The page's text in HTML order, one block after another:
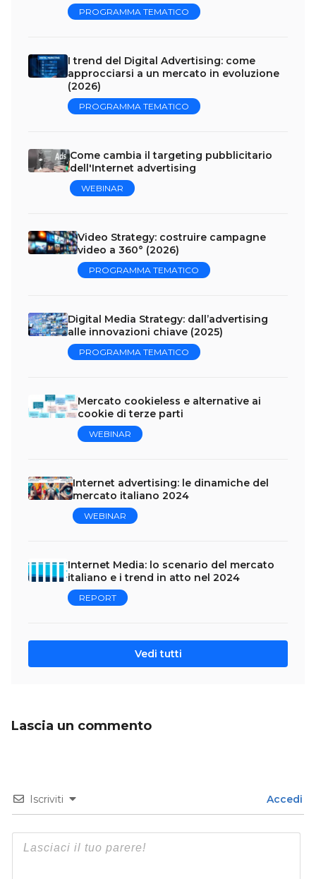
PROGRAMMA TEMATICO
I trend del Digital Advertising: come
approcciarsi a un mercato in evoluzione
(2026)
PROGRAMMA TEMATICO
Come cambia il targeting pubblicitario
dell'Internet advertising
WEBINAR
Video Strategy: costruire campagne
video a 360° (2026)
PROGRAMMA TEMATICO
Digital Media Strategy: dall’advertising
alle innovazioni chiave (2025)
PROGRAMMA TEMATICO
Mercato cookieless e alternative ai
cookie di terze parti
WEBINAR
Internet advertising: le dinamiche del
mercato italiano 2024
WEBINAR
Internet Media: lo scenario del mercato
italiano e i trend in atto nel 2024
REPORT
Vedi tutti
Lascia un commento
Iscriviti Accedi